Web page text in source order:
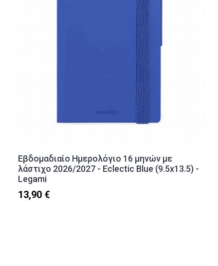
Εβδομαδιαίο Ημερολόγιο 16 μηνών με
λάστιχο 2026/2027 - Eclectic Blue (9.5x13.5) -
Legami
13,90 €